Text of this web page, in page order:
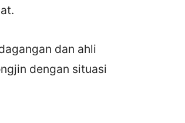
dan ahli
dengan situasi